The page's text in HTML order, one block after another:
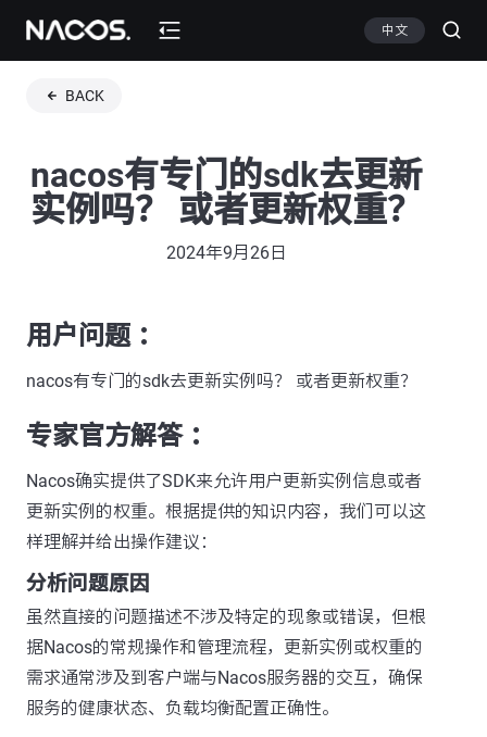
中文
BACK
nacos有专门的sdk去更新
实例吗？ 或者更新权重？
2024年9月26日
用户问题 ：
nacos有专门的sdk去更新实例吗？ 或者更新权重？
专家官方解答 ：
Nacos确实提供了SDK来允许用户更新实例信息或者
更新实例的权重。根据提供的知识内容，我们可以这
样理解并给出操作建议：
分析问题原因
虽然直接的问题描述不涉及特定的现象或错误，但根
据Nacos的常规操作和管理流程，更新实例或权重的
需求通常涉及到客户端与Nacos服务器的交互，确保
服务的健康状态、负载均衡配置正确性。